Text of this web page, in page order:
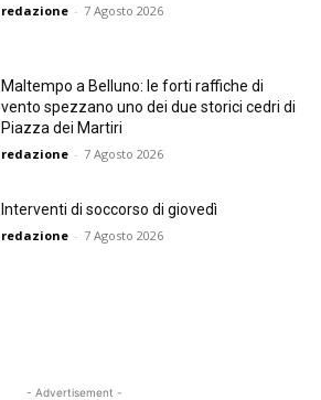
redazione - 7 Agosto 2026
Maltempo a Belluno: le forti raffiche di
vento spezzano uno dei due storici cedri di
Piazza dei Martiri
redazione - 7 Agosto 2026
Interventi di soccorso di giovedì
redazione - 7 Agosto 2026
- Advertisement -